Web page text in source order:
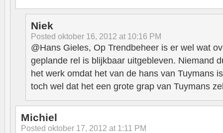
Niek
Posted oktober 16, 2012 at 10:16 PM
@Hans Gieles, Op Trendbeheer is er wel wat
geplande rel is blijkbaar uitgebleven. Niemand
het werk omdat het van de hans van Tuymans
toch wel dat het een grote grap van Tuymans
Michiel
Posted oktober 17, 2012 at 1:11 PM